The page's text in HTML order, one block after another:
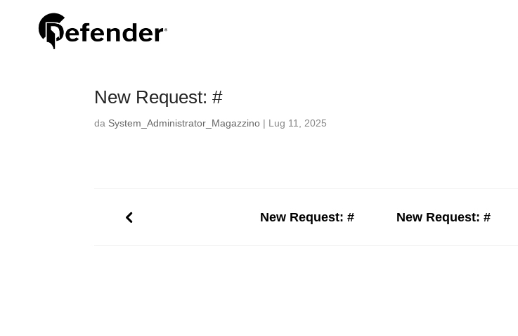
New Request: #
da System_Administrator_Magazzino | Lug 11, 2025
New Request: # New Request: #